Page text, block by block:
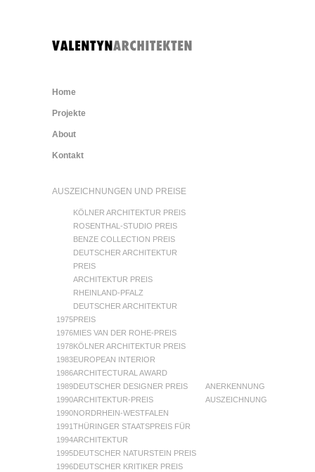
Home
Projekte
About
Kontakt
AUSZEICHNUNGEN UND PREISE
1975
1976
1978
1983
1986
1989
1990
1990
1991
1994
1995
1996
KÖLNER ARCHITEKTUR PREIS
ROSENTHAL-STUDIO PREIS
BENZE COLLECTION PREIS
DEUTSCHER ARCHITEKTUR
PREIS
ARCHITEKTUR PREIS
RHEINLAND-PFALZ
DEUTSCHER ARCHITEKTUR
PREIS
MIES VAN DER ROHE-PREIS
KÖLNER ARCHITEKTUR PREIS
EUROPEAN INTERIOR
ARCHITECTURAL AWARD
DEUTSCHER DESIGNER PREIS
ARCHITEKTUR-PREIS
NORDRHEIN-WESTFALEN
THÜRINGER STAATSPREIS FÜR
ARCHITEKTUR
DEUTSCHER NATURSTEIN PREIS
DEUTSCHER KRITIKER PREIS
ANERKENNUNG
AUSZEICHNUNG